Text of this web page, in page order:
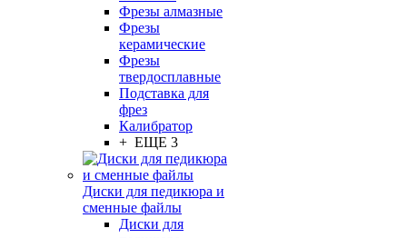
Фрезы алмазные
Фрезы
керамические
Фрезы
твердосплавные
Подставка для
фрез
Калибратор
+ ЕЩЕ 3
Диски для педикюра и
сменные файлы
Диски для